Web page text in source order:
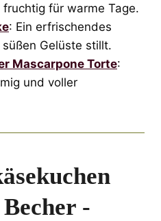
für warme Tage.
: Ein erfrischendes
Gelüste stillt.
Mascarpone Torte:
und voller
-